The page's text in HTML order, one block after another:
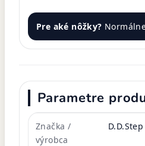
Pre aké nôžky?
Parametre
Značka /
výrobca
D.D.Step